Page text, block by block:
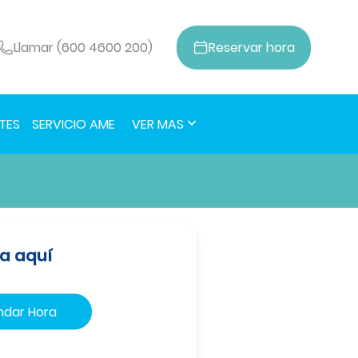
Llamar (600 4600 200) Reservarhora
SERVICIO AME VER MAS
aquí
Hora